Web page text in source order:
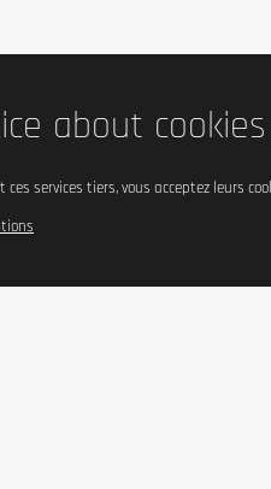
about cookies
ces services tiers, vous acceptez leurs